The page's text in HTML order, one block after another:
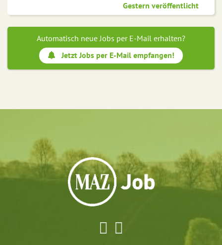
Gestern veröffentlicht
Automatisch neue Jobs per E-Mail erhalten?
Jetzt Jobs per E-Mail empfangen!